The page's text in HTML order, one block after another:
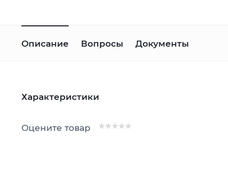
Описание Вопросы Документы
Характеристики
Оцените товар